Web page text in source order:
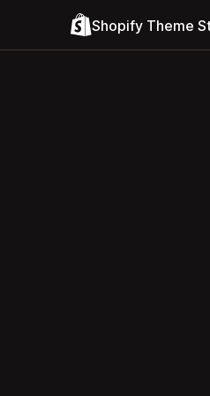
Shopify Theme